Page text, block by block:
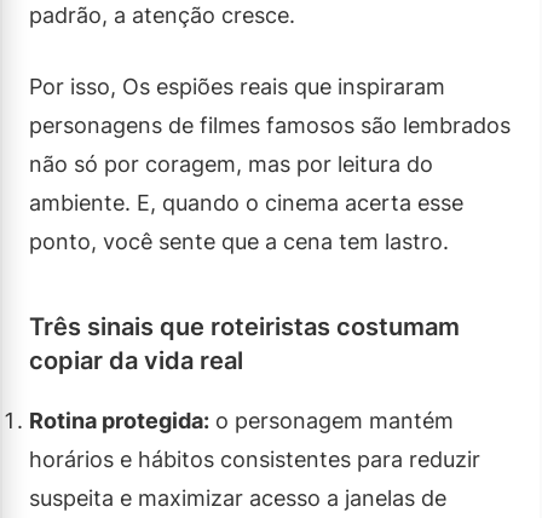
padrão, a atenção cresce.
Por isso, Os espiões reais que inspiraram
personagens de filmes famosos são lembrados
não só por coragem, mas por leitura do
ambiente. E, quando o cinema acerta esse
ponto, você sente que a cena tem lastro.
Três sinais que roteiristas costumam
copiar da vida real
Rotina protegida: o personagem mantém
horários e hábitos consistentes para reduzir
suspeita e maximizar acesso a janelas de